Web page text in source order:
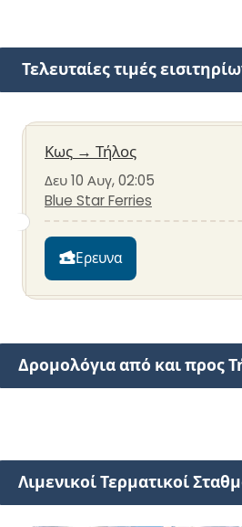
Τελευταίες τιμές
Κως → Τήλος
Δευ 10 Αυγ, 02:05
Blue Star Ferries
Ερευνα
Δρομολόγια από και προς
Λιμενικοί Τερματικοί